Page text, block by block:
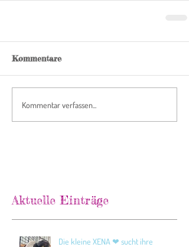
Kommentare
Kommentar verfassen...
Aktuelle Einträge
Die kleine XENA ❤ sucht ihre